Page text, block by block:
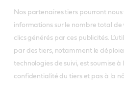
Nos partenaires tiers pourront
informations sur le nombre total de
clics générés par ces publicités.
par des tiers, notamment le
technologies de suivi, est soumise
confidentialité du tiers et pas à la